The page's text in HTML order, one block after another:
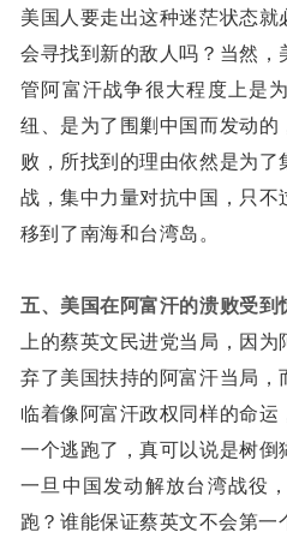
美国人要走出这种迷茫状态
会寻找到新的敌人吗？当然
管阿富汗战争很大程度上是
纽、是为了围剿中国而发动
败，所找到的理由依然是为
战，集中力量对抗中国，只
移到了南海和台湾岛。
五、美国在阿富汗的溃败受到
上的蔡英文民进党当局，因
弃了美国扶持的阿富汗当局
临着像阿富汗政权同样的命
一个逃跑了，真可以说是树倒
一旦中国发动解放台湾战役
跑？谁能保证蔡英文不会第一